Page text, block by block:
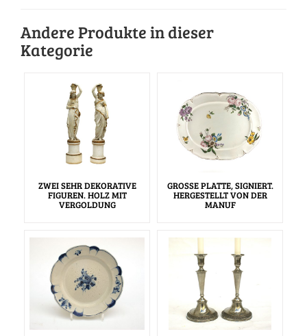
Andere Produkte in dieser
Kategorie
ZWEI SEHR DEKORATIVE
FIGUREN. HOLZ MIT
VERGOLDUNG
GROSSE PLATTE, SIGNIERT.
HERGESTELLT VON DER
MANUF